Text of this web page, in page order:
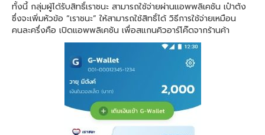
ทั้งนี้ กลุ่มผู้ได้รับสิทธิ์เราชนะ สามารถใช้จ่ายผ่านแอพพลิเคชัน เป๋าตัง
ซึ่งจะเพิ่มหัวข้อ “เราชนะ” ให้สามารถใช้สิทธิ์ได้ วิธีการใช้จ่ายเหมือน
คนละครึ่งคือ เปิดแอพพลิเคชัน เพื่อสแกนคิวอาร์โค๊ดจากร้านค้า